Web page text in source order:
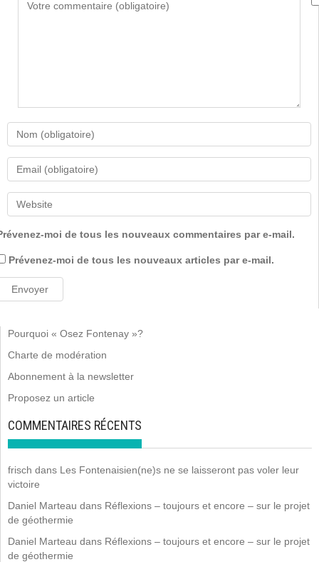
moi de tous les nouveaux commentaires par e-mail.
Prévenez-moi de tous les nouveaux articles par e-mail.
Pourquoi « Osez Fontenay »?
Charte de modération
Abonnement à la newsletter
Proposez un article
COMMENTAIRES RÉCENTS
frisch dans Les Fontenaisien(ne)s ne se laisseront pas voler leur
victoire
Daniel Marteau dans Réflexions – toujours et encore – sur le projet
de géothermie
Daniel Marteau dans Réflexions – toujours et encore – sur le projet
de géothermie